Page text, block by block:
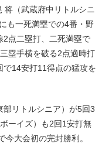
（武蔵府中リトルシニ
も一死満塁での4番・野
2点二塁打、二死満塁で
塁手横を破る2点適時打
14安打11得点の猛攻を
リトルシニア）が5回3
ーイズ）も2回1安打無
大会初の完封勝利。